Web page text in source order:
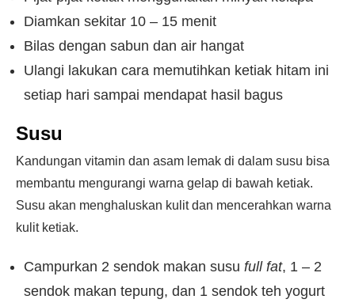
Diamkan sekitar 10 – 15 menit
Bilas dengan sabun dan air hangat
Ulangi lakukan cara memutihkan ketiak hitam ini
setiap hari sampai mendapat hasil bagus
Susu
Kandungan vitamin dan asam lemak di dalam susu bisa
membantu mengurangi warna gelap di bawah ketiak.
Susu akan menghaluskan kulit dan mencerahkan warna
kulit ketiak.
Campurkan 2 sendok makan susu full fat, 1 – 2
sendok makan tepung, dan 1 sendok teh yogurt